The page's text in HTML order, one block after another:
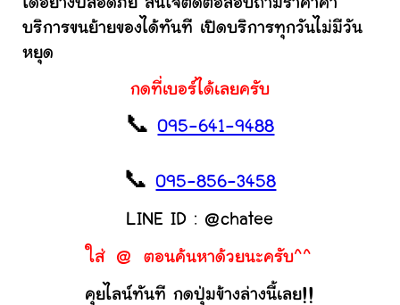
ได้อย่างปลอดภัย สนใจติดต่อสอบถามราคาค่า
บริการขนย้ายของได้ทันที เปิดบริการทุกวันไม่มีวัน
หยุด
กดที่เบอร์ได้เลยครับ
📞095-641-9488
📞095-856-3458
LINE ID : @chatee
ใส่ @ ตอนค้นหาด้วยนะครับ^^
คุยไลน์ทันที กดปุ่มข้างล่างนี้เลย!!